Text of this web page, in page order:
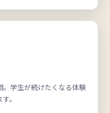
。学生が続けたくなる体験
。